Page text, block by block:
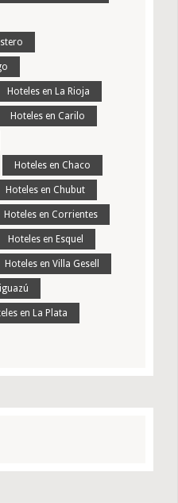
Hoteles en La Rioja
Hoteles en Carilo
Hoteles en Chaco
Hoteles en Chubut
Hoteles en Corrientes
Hoteles en Esquel
Hoteles en Villa Gesell
en La Plata